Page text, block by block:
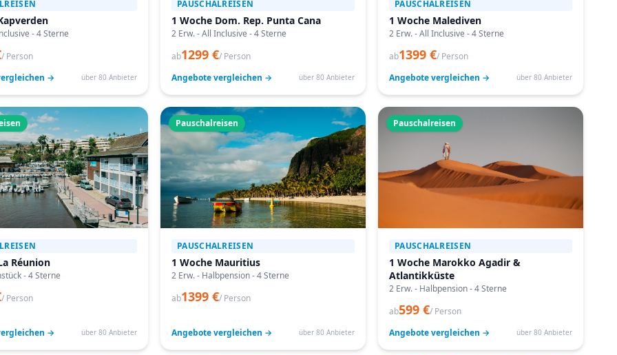
- 4 Sterne
/ Person
→
über 80 Anbieter
PAUSCHALREISEN
1 Woche Dom. Rep. Punta Cana
2 Erw. - All Inclusive - 4 Sterne
ab1299 €/ Person
Angebote vergleichen →
über 80 Anbieter
PAUSCHALREISEN
1 Woche Malediven
2 Erw. - All Inclusive - 4 Sterne
ab1399 €/ Person
Angebote vergleichen →
über 80 Anbieter
Réunion
- 4 Sterne
/ Person
→ über 80 Anbieter
Pauschalreisen
PAUSCHALREISEN
1 Woche Mauritius
2 Erw. - Halbpension - 4 Sterne
ab1399 €/ Person
Angebote vergleichen → über 80 Anbieter
Pauschalreisen
PAUSCHALREISEN
1 Woche Marokko Agadir &
Atlantikküste
2 Erw. - Halbpension - 4 Sterne
ab599 €/ Person
Angebote vergleichen →
über 80 Anbieter